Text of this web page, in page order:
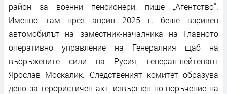
район за военни пенсионери, пише „Агентство“.
Именно там през април 2025 г. беше взривен
автомобилът на заместник-началника на Главното
оперативно управление на Генералния щаб на
въоръжените сили на Русия, генерал-лейтенант
Ярослав Москалик. Следственият комитет образува
дело за терористичен акт, извършен по поръчение на